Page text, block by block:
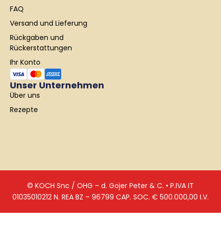
FAQ
Versand und Lieferung
Rückgaben und
Rückerstattungen
Ihr Konto
Unser Unternehmen
Über uns
Rezepte
© KOCH Snc / OHG – d. Gojer Peter & C. • P.IVA IT
01035010212 N. REA BZ – 96799 CAP. SOC. € 500.000,00 I.V.